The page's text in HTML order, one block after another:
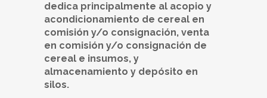
dedica principalmente al acopio y
acondicionamiento de cereal en
comisión y/o consignación, venta
en comisión y/o consignación de
cereal e insumos, y
almacenamiento y depósito en
silos.